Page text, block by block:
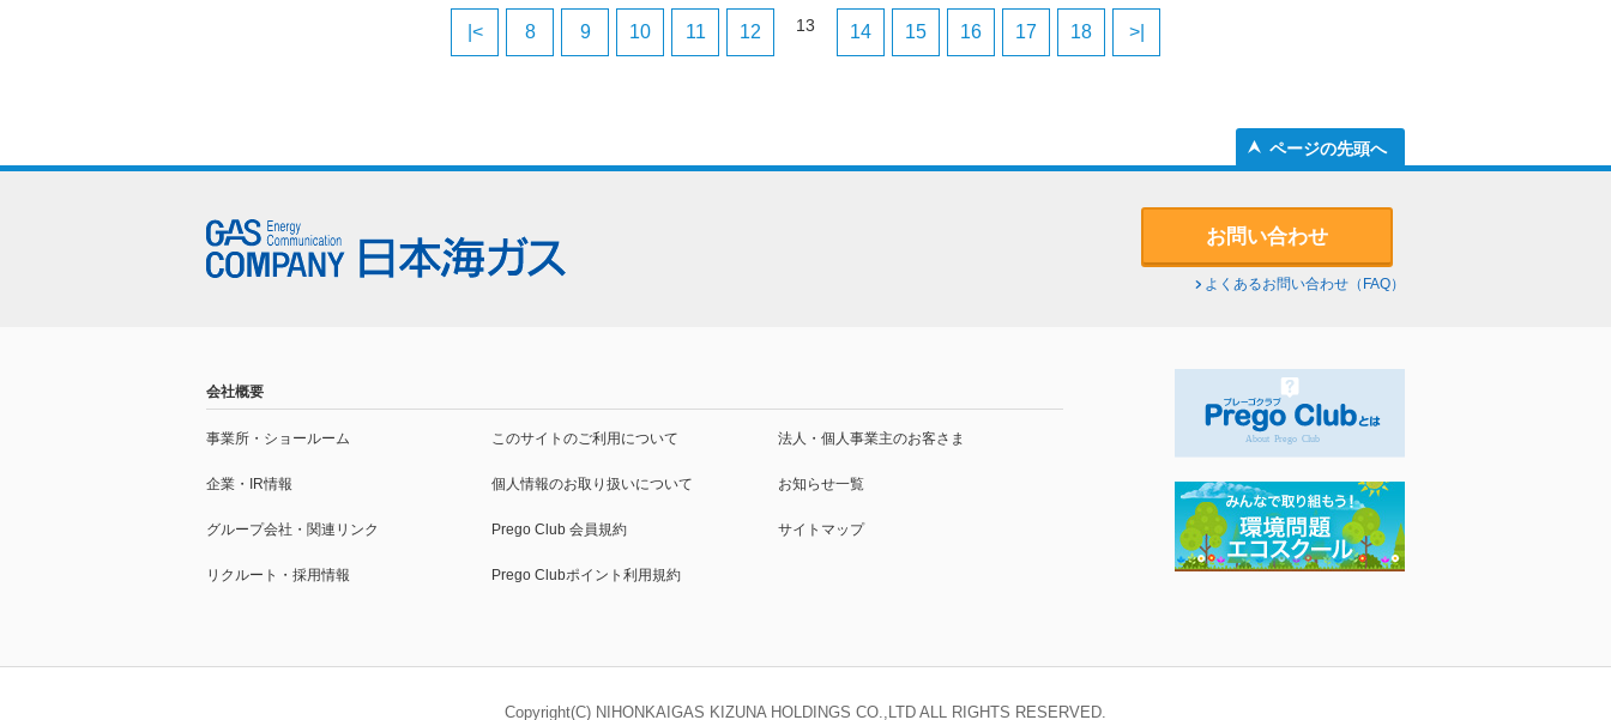
|< 8 9 10 11 12 13 14 15 16 17 18 >|
ページの先頭へ
お問い合わせ
よくあるお問い合わせ（FAQ）
会社概要
事業所・ ショールーム
企業・IR情報
グループ会社・ 関連リンク
リクルート・採用情報
このサイトのご利用について
個人情報のお取り扱いについて
Prego Club会員規約
Prego Clubポイント利用規約
法人・個人事業主のお客さま
お知らせ一覧
サイトマップ
Copyright(C) NIHONKAIGAS KIZUNA HOLDINGS CO.,LTD ALL RIGHTS RESERVED.